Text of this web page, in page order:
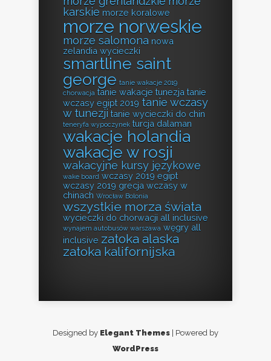
karskie morze koralowe
morze norweskie
morze salomona nowa
zelandia wycieczki
smartline saint
george tanie wakacje 2019
chorwacja tanie wakacje tunezja tanie
wczasy egipt 2019 tanie wczasy
w tunezji tanie wycieczki do chin
teneryfa wypoczynek turcja dalaman
wakacje holandia
wakacje w rosji
wakacyjne kursy językowe
wake board wczasy 2019 egipt
wczasy 2019 grecja wczasy w
chinach Wrocław Bolonia
wszystkie morza świata
wycieczki do chorwacji all inclusive
wynajem autobusów warszawa węgry all
inclusive zatoka alaska
zatoka kalifornijska
Designed by Elegant Themes | Powered by
WordPress